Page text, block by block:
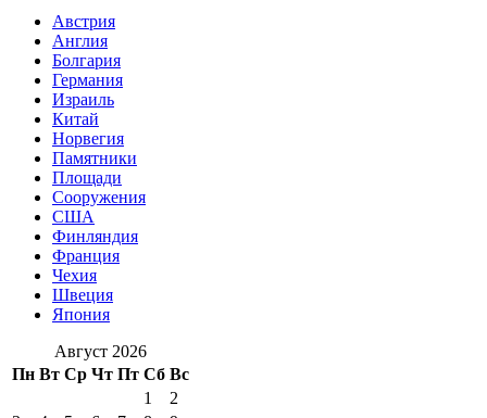
Австрия
Англия
Болгария
Германия
Израиль
Китай
Норвегия
Памятники
Площади
Сооружения
США
Финляндия
Франция
Чехия
Швеция
Япония
Август 2026
Пн Вт Ср Чт Пт Сб Вс
1
2